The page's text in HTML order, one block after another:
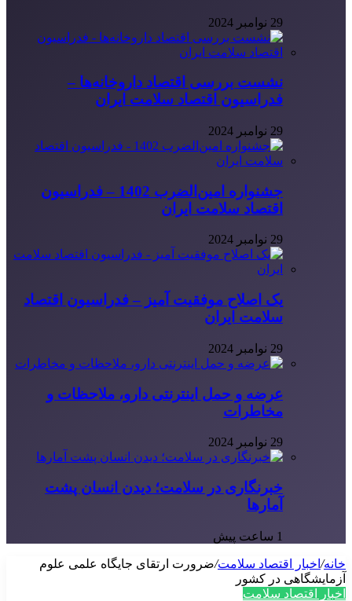
29 نوامبر 2024
نشست بررسی اقتصاد داروخانه‌ها –
فدراسیون اقتصاد سلامت ایران
29 نوامبر 2024
جشنواره امین‌الضرب 1402 – فدراسیون
اقتصاد سلامت ایران
29 نوامبر 2024
یک اصلاح موفقیت آمیز – فدراسیون اقتصاد
سلامت ایران
29 نوامبر 2024
عرضه و حمل اینترنتی دارو، ملاحظات و
مخاطرات
29 نوامبر 2024
خبرنگاری در سلامت؛ دیدن انسان پشت
آمارها
1 ساعت پیش
خانه/ اخبار اقتصاد سلامت/ضرورت ارتقای جایگاه علمی علوم
آزمایشگاهی در کشور
اخبار اقتصاد سلامت